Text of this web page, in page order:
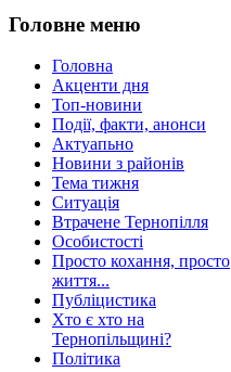
Головне меню
Головна
Акценти дня
Топ-новини
Події, факти, анонси
Актуапьно
Новини з районів
Тема тижня
Ситуація
Втрачене Тернопілля
Особистості
Просто кохання, просто
життя...
Публіцистика
Хто є хто на
Тернопільщині?
Політика